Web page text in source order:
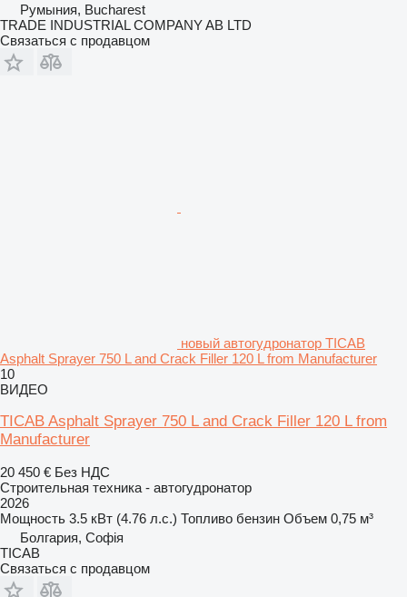
Румыния, Bucharest
TRADE INDUSTRIAL COMPANY AB LTD
Связаться с продавцом
новый автогудронатор TICAB
Asphalt Sprayer 750 L and Crack Filler 120 L from Manufacturer
10
ВИДЕО
TICAB Asphalt Sprayer 750 L and Crack Filler 120 L from
Manufacturer
20 450 € Без НДС
Строительная техника - автогудронатор
2026
Мощность 3.5 кВт (4.76 л.с.) Топливо бензин Объем 0,75 м³
Болгария, Софія
ТІСАВ
Связаться с продавцом